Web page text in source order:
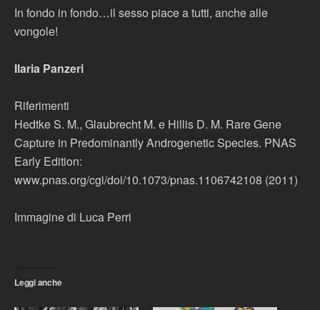
In fondo in fondo…il sesso piace a tutti, anche alle
vongole!
Ilaria Panzeri
Riferimenti
Hedtke S. M., Glaubrecht M. e Hillis D. M. Rare Gene
Capture in Predominantly Androgenetic Species. PNAS
Early Edition:
www.pnas.org/cgi/doi/10.1073/pnas.1106742108 (2011)
Immagine di Luca Perri
Leggi anche